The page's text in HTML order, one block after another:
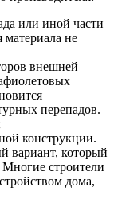
или иной части
материала не
внешней
перепадов.
конструкции.
вариант, который
Многие строители
дома,